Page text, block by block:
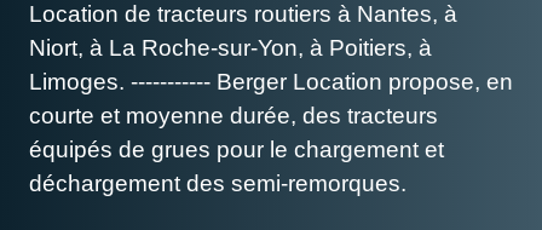
Location de tracteurs routiers à Nantes, à
Niort, à La Roche-sur-Yon, à Poitiers, à
Limoges. ----------- Berger Location propose, en
courte et moyenne durée, des tracteurs
équipés de grues pour le chargement et
déchargement des semi-remorques.